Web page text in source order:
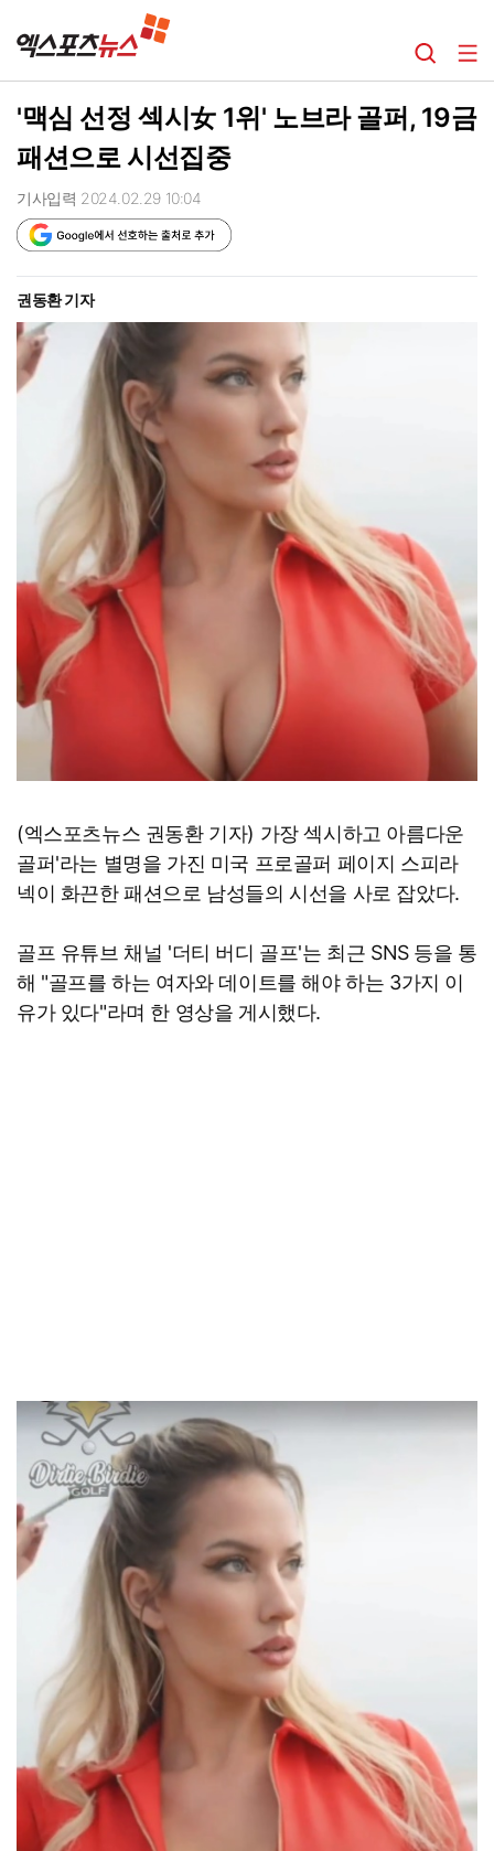
'맥심 선정 섹시女 1위' 노브라 골퍼, 19금
패션으로 시선집중
기사입력 2024.02.29 10:04
권동환 기자
(엑스포츠뉴스 권동환 기자) 가장 섹시하고 아름다운
골퍼'라는 별명을 가진 미국 프로골퍼 페이지 스피라
넥이 화끈한 패션으로 남성들의 시선을 사로 잡았다.
골프 유튜브 채널 '더티 버디 골프'는 최근 SNS 등을 통
해 "골프를 하는 여자와 데이트를 해야 하는 3가지 이
유가 있다"라며 한 영상을 게시했다.